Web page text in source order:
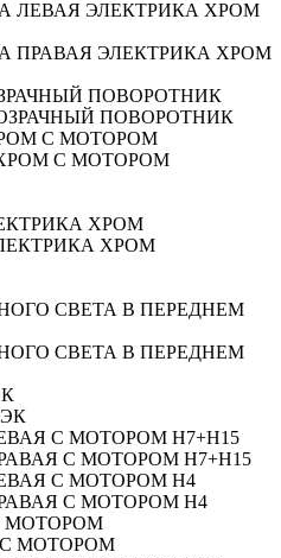
ЛЕВАЯ ЭЛЕКТРИКА ХРОМ
ПРАВАЯ ЭЛЕКТРИКА ХРОМ
ПОВОРОТНИК
ПОВОРОТНИК
С МОТОРОМ
ХРОМ С МОТОРОМ
ХРОМ
ХРОМ
СВЕТА В ПЕРЕДНЕМ
СВЕТА В ПЕРЕДНЕМ
С МОТОРОМ H7+H15
С МОТОРОМ H7+H15
С МОТОРОМ H4
С МОТОРОМ H4
МОТОРОМ
С МОТОРОМ